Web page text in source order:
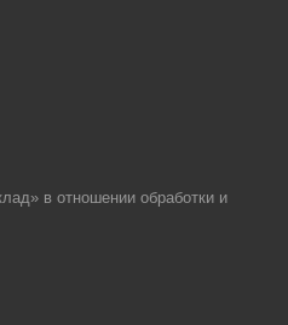
в отношении обработки и